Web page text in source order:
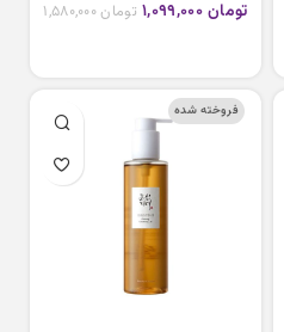
Beauty of Joseon
Pantheol Calming
Serum
۱,۵۸۰,۰۰۰تومان ۱,۰۹۹,۰۰۰تومان
فروخته شده